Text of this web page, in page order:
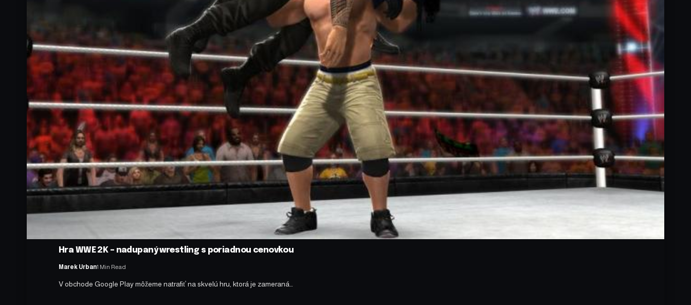
Hra WWE 2K – nadupaný wrestling s poriadnou cenovkou
Marek Urban1 Min Read
V obchode Google Play môžeme natrafiť na skvelú hru, ktorá je zameraná…